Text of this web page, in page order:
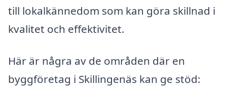
till lokalkännedom som kan göra skillnad i
kvalitet och effektivitet.
Här är några av de områden där en
byggföretag i Skillingenäs kan ge stöd: